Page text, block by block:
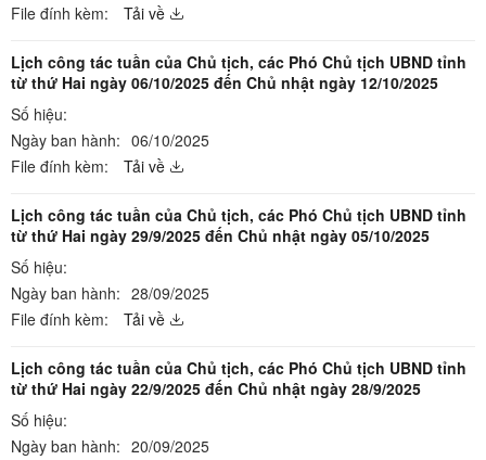
File đính kèm: Tải về
Lịch công tác tuần của Chủ tịch, các Phó Chủ tịch UBND tỉnh
từ thứ Hai ngày 06/10/2025 đến Chủ nhật ngày 12/10/2025
Số hiệu:
Ngày ban hành: 06/10/2025
File đính kèm:
Tải về
Lịch công tác tuần của Chủ tịch, các Phó Chủ tịch UBND tỉnh
từ thứ Hai ngày 29/9/2025 đến Chủ nhật ngày 05/10/2025
Số hiệu:
Ngày ban hành: 28/09/2025
File đính kèm:
Tải về
Lịch công tác tuần của Chủ tịch, các Phó Chủ tịch UBND tỉnh
từ thứ Hai ngày 22/9/2025 đến Chủ nhật ngày 28/9/2025
Số hiệu:
Ngày ban hành: 20/09/2025